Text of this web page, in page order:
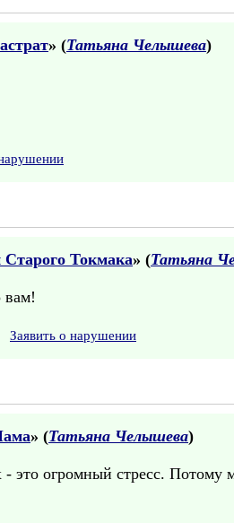
» (Татьяна Челышева)
Старого Токмака» (Татьяна
вам!
Заявить о нарушении
» (Татьяна Челышева)
- это огромный стресс.